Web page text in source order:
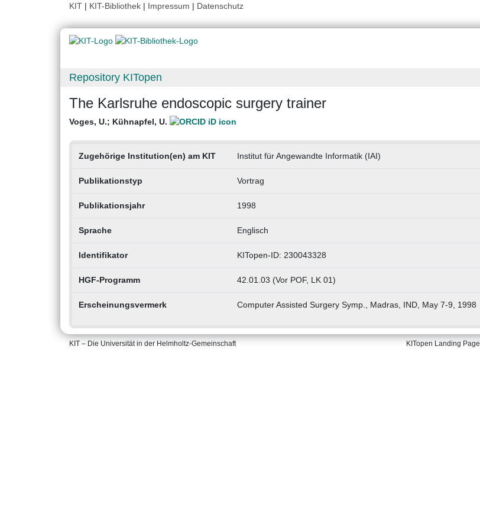
KIT | KIT-Bibliothek | Impressum | Datenschutz
Repository KITopen
The Karlsruhe endoscopic surgery trainer
Voges, U.; Kühnapfel, U.
Zugehörige Institution(en) am KIT Institut für Angewandte Informatik (IAI)
Publikationstyp Vortrag
Publikationsjahr 1998
Sprache Englisch
Identifikator KITopen-ID: 230043328
HGF-Programm 42.01.03 (Vor POF, LK 01)
Erscheinungsvermerk Computer Assisted Surgery Symp., Madras, IND, May 7-9, 1998
KIT – Die Universität in der Helmholtz-Gemeinschaft KITopen Landing Page